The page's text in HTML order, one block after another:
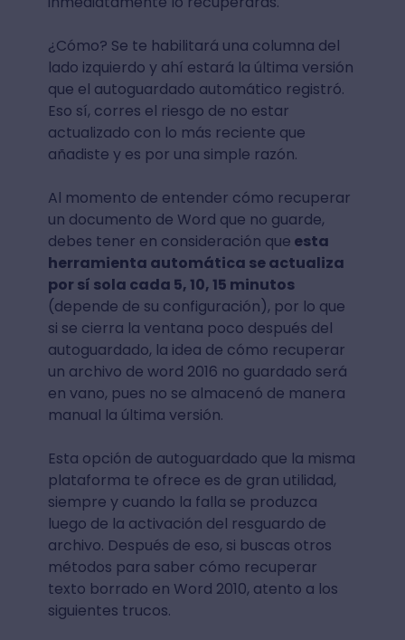
¿Cómo? Se te habilitará una columna del
lado izquierdo y ahí estará la última versión
que el autoguardado automático registró.
Eso sí, corres el riesgo de no estar
actualizado con lo más reciente que
añadiste y es por una simple razón.
Al momento de entender cómo recuperar
un documento de Word que no guarde,
debes tener en consideración que esta
herramienta automática se actualiza
por sí sola cada 5, 10, 15 minutos
(depende de su configuración), por lo que
si se cierra la ventana poco después del
autoguardado, la idea de cómo recuperar
un archivo de word 2016 no guardado será
en vano, pues no se almacenó de manera
manual la última versión.
Esta opción de autoguardado que la misma
plataforma te ofrece es de gran utilidad,
siempre y cuando la falla se produzca
luego de la activación del resguardo de
archivo. Después de eso, si buscas otros
métodos para saber cómo recuperar
texto borrado en Word 2010, atento a los
siguientes trucos.